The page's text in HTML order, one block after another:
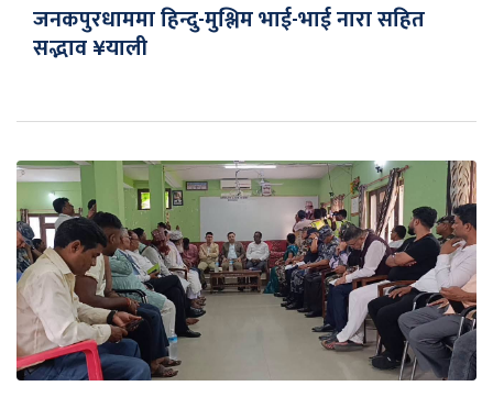
जनकपुरधाममा हिन्दु-मुश्लिम भाई-भाई नारा सहित
सद्भाव ¥याली